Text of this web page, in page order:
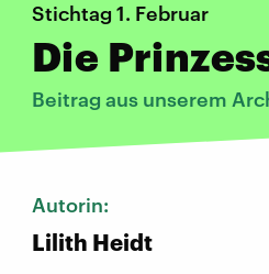
Stichtag 1. Februar
Die
Beitrag aus unserem
Autorin:
Lilith Heidt